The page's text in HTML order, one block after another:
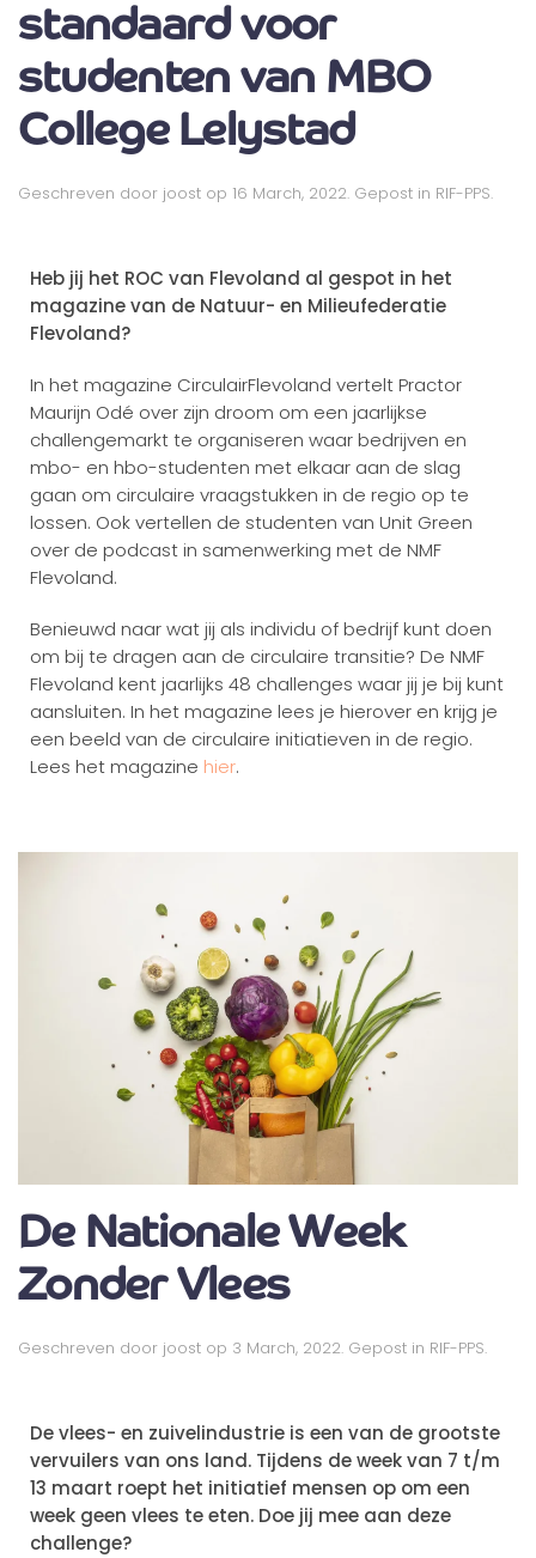
standaard voor
studenten van MBO
College Lelystad
Geschreven door joost op 16 March, 2022. Gepost in RIF-PPS.
Heb jij het ROC van Flevoland al gespot in het
magazine van de Natuur- en Milieufederatie
Flevoland?
In het magazine CirculairFlevoland vertelt Practor
Maurijn Odé over zijn droom om een jaarlijkse
challengemarkt te organiseren waar bedrijven en
mbo- en hbo-studenten met elkaar aan de slag
gaan om circulaire vraagstukken in de regio op te
lossen. Ook vertellen de studenten van Unit Green
over de podcast in samenwerking met de NMF
Flevoland.
Benieuwd naar wat jij als individu of bedrijf kunt doen
om bij te dragen aan de circulaire transitie? De NMF
Flevoland kent jaarlijks 48 challenges waar jij je bij kunt
aansluiten. In het magazine lees je hierover en krijg je
een beeld van de circulaire initiatieven in de regio.
Lees het magazine hier.
De Nationale Week
Zonder Vlees
Geschreven door joost op 3 March, 2022. Gepost in RIF-PPS.
De vlees- en zuivelindustrie is een van de grootste
vervuilers van ons land. Tijdens de week van 7 t/m
13 maart roept het initiatief mensen op om een
week geen vlees te eten. Doe jij mee aan deze
challenge?